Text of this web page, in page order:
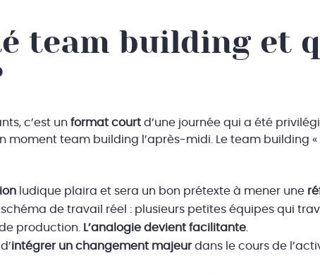
team building et
c’est unformat court d’une journée qui a été
moment team building l’après-midi. Le team building
ludique plaira et sera un bon prétexte à mener une
de travail réel : plusieurs petites équipes qui
production.
L’analogie devient facilitante
intégrer un changement majeurdans le cours de